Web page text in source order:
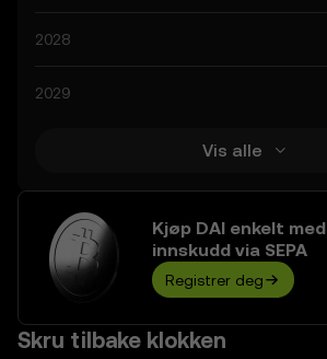
beslutninger, men husk alltid at
finansiell rådgivning.
2028
2029
Vis alle
Kjøp DAI enkelt
innskudd via SEPA
Registrer deg
Skru tilbake klokken